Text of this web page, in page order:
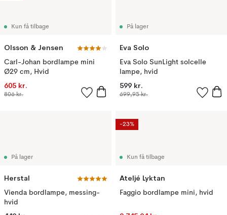
Kun få tilbage
Olsson & Jensen
Carl-Johan bordlampe mini
Ø29 cm, Hvid
605 kr.
806 kr.
På lager
Eva Solo
Eva Solo SunLight solcelle
lampe, hvid
599 kr.
699,95 kr.
På lager
Herstal
Vienda bordlampe, messing-
hvid
Kun få tilbage
Ateljé Lyktan
Faggio bordlampe mini, hvid
-23%